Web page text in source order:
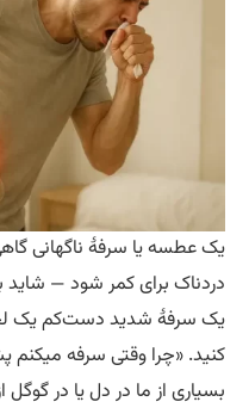
عطسه یا سرفهٔ ناگهانی گاهی
برای کمر شود — شاید
سرفهٔ شدید دست‌کم یک لحظه
«چرا وقتی سرفه میکنم
از ما در دل یا در گوگل